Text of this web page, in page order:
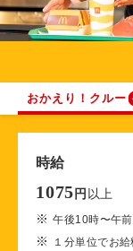
おかえり！クルー
時給
1075 円 以上
※午後10時〜午
※
１分単位でお